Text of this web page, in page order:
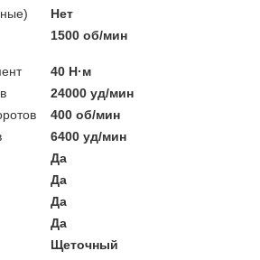
Нет
1500 об/мин
40 Н·м
24000 уд/мин
400 об/мин
6400 уд/мин
Да
Да
Да
Да
Щеточный